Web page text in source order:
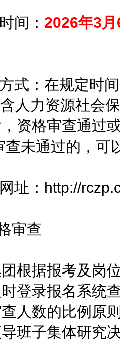
： 2026年3
：在规定时间
人力资源社会
资格审查通过
查未通过的，可
：http://
查
据报考及岗位
登录报名系统
人数的比例原
班子集体研究